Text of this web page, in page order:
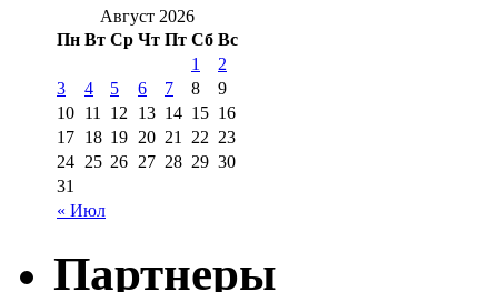
Август 2026
Пн Вт Ср Чт Пт Сб Вс
« Июл
1
2
3
4 5 6 7 8
9
10 11 12 13 14 15 16
17 18 19 20 21 22 23
24 25 26 27 28 29 30
31
Партнеры